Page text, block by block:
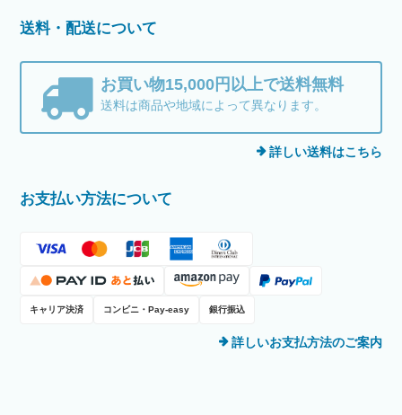
送料・配送について
お買い物15,000円以上で送料無料
送料は商品や地域によって異なります。
詳しい送料はこちら
お支払い方法について
キャリア決済 コンビニ・Pay-easy 銀行振込
詳しいお支払方法のご案内